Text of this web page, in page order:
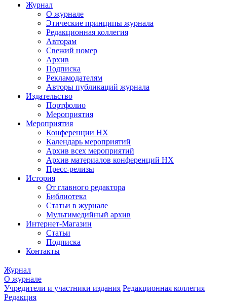
Журнал
О журнале
Этические принципы журнала
Редакционная коллегия
Авторам
Свежий номер
Архив
Подписка
Рекламодателям
Авторы публикаций журнала
Издательство
Портфолио
Мероприятия
Мероприятия
Конференции НХ
Календарь мероприятий
Архив всех мероприятий
Архив материалов конференций НХ
Пресс-релизы
История
От главного редактора
Библиотека
Статьи в журнале
Мультимедийный архив
Интернет-Магазин
Статьи
Подписка
Контакты
Журнал
О журнале
Учредители и участники издания Редакционная коллегия
Редакция